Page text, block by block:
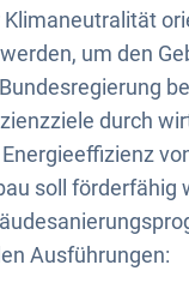
um den
durch
soll förderfähig
Ausführungen: